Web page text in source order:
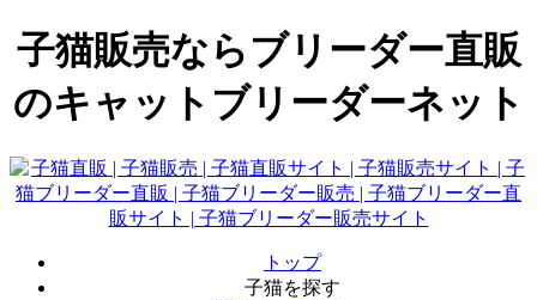
子猫販売ならブリーダー直販
のキャットブリーダーネット
トップ
子猫を探す